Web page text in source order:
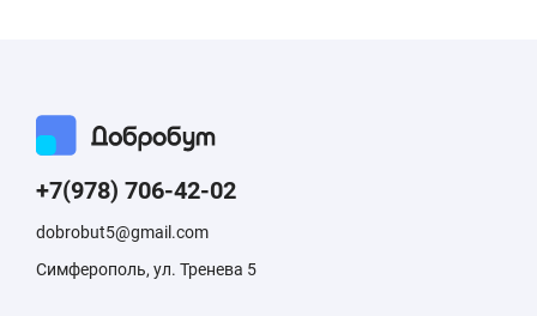
+7(978) 706-42-02
dobrobut5@gmail.com
Симферополь, ул. Тренева 5